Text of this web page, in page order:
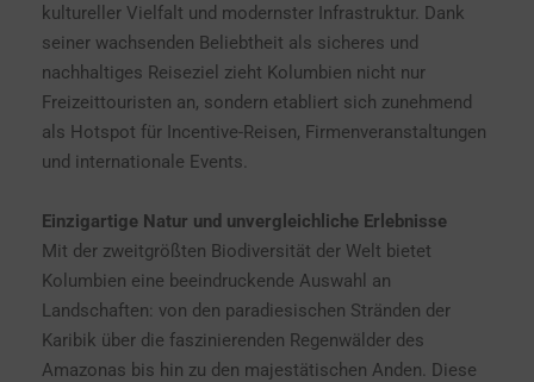
kultureller Vielfalt und modernster Infrastruktur. Dank
seiner wachsenden Beliebtheit als sicheres und
nachhaltiges Reiseziel zieht Kolumbien nicht nur
Freizeittouristen an, sondern etabliert sich zunehmend
als Hotspot für Incentive-Reisen, Firmenveranstaltungen
und internationale Events.
Einzigartige Natur und unvergleichliche Erlebnisse
Mit der zweitgrößten Biodiversität der Welt bietet
Kolumbien eine beeindruckende Auswahl an
Landschaften: von den paradiesischen Stränden der
Karibik über die faszinierenden Regenwälder des
Amazonas bis hin zu den majestätischen Anden. Diese